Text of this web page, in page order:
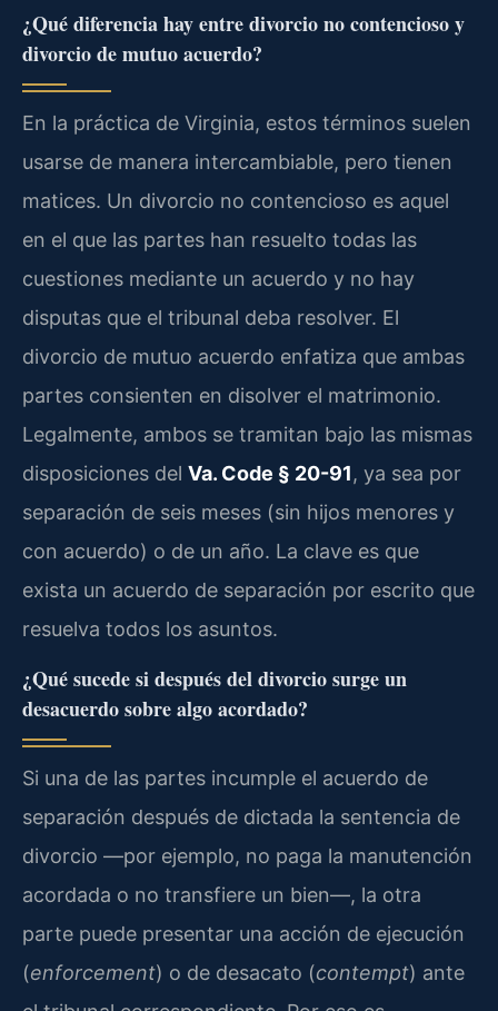
¿Qué diferencia hay entre divorcio no contencioso y
divorcio de mutuo acuerdo?
En la práctica de Virginia, estos términos suelen
usarse de manera intercambiable, pero tienen
matices. Un divorcio no contencioso es aquel
en el que las partes han resuelto todas las
cuestiones mediante un acuerdo y no hay
disputas que el tribunal deba resolver. El
divorcio de mutuo acuerdo enfatiza que ambas
partes consienten en disolver el matrimonio.
Legalmente, ambos se tramitan bajo las mismas
disposiciones del Va. Code § 20-91, ya sea por
separación de seis meses (sin hijos menores y
con acuerdo) o de un año. La clave es que
exista un acuerdo de separación por escrito que
resuelva todos los asuntos.
¿Qué sucede si después del divorcio surge un
desacuerdo sobre algo acordado?
Si una de las partes incumple el acuerdo de
separación después de dictada la sentencia de
divorcio —por ejemplo, no paga la manutención
acordada o no transfiere un bien—, la otra
parte puede presentar una acción de ejecución
(enforcement) o de desacato (contempt) ante